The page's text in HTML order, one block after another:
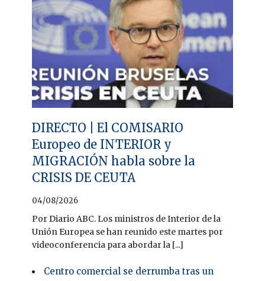
DIRECTO | El COMISARIO
Europeo de INTERIOR y
MIGRACIÓN habla sobre la
CRISIS DE CEUTA
04/08/2026
Por Diario ABC. Los ministros de Interior de la
Unión Europea se han reunido este martes por
videoconferencia para abordar la [...]
Centro comercial se derrumba tras un